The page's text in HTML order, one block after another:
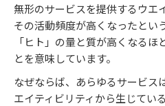
無形のサービスを提供するウエ
その活動頻度が高くなったとい
「ヒト」の量と質が高くなる
とを意味しています。
なぜならば、あらゆるサービス
エイティビリティから生じてい